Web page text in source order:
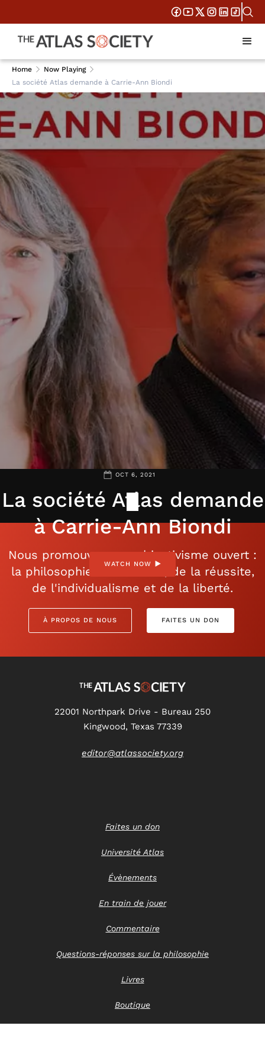
OCT 6, 2021
La société Atlas demande
à Carrie-Ann Biondi
WATCH NOW
Home
Now Playing
La société Atlas demande à Carrie-Ann Biondi
Nous promouvons un objectivisme ouvert :
la philosophie de la raison, de la réussite,
de l'individualisme et de la liberté.
À PROPOS DE NOUS FAITES UN DON
22001 Northpark Drive - Bureau 250
Kingwood, Texas 77339
editor@atlassociety.org
Faites un don
Université Atlas
Évènements
En train de jouer
Commentaire
Questions-réponses sur la philosophie
Livres
Boutique